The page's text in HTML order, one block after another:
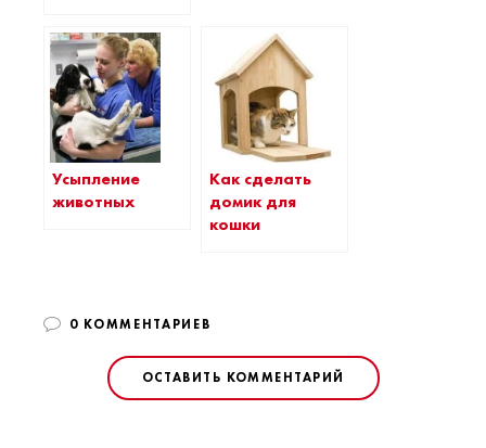
Усыпление
животных
Как сделать
домик для
кошки
0 КОММЕНТАРИЕВ
ОСТАВИТЬ КОММЕНТАРИЙ